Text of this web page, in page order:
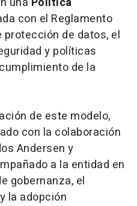
con el Reglamento
protección de datos, el
y políticas
de la
de este modelo,
con la colaboración
Andersen y
a la entidad en
gobernanza, el
la adopción